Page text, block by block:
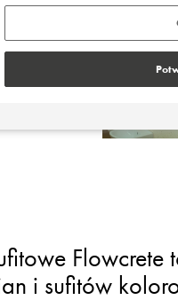
i sufitów